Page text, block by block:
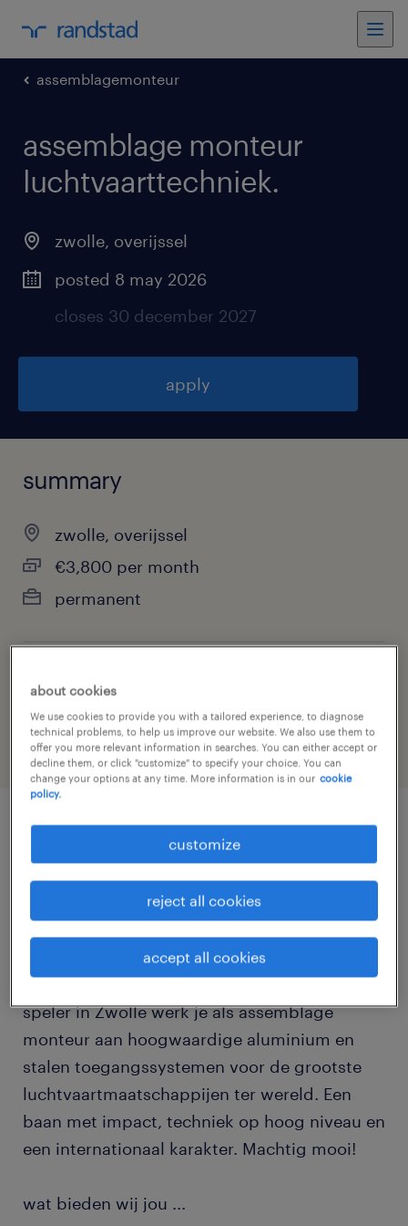
assemblagemonteur
assemblage monteur
luchtvaarttechniek.
zwolle, overijssel
posted 8 may 2026
closes 30 december 2027
apply
summary
zwolle, overijssel
€3,800 per month
permanent
job category
engineering
Stel je voor: gigantische vliegtuigen die veilig
constructies die dit mogelijk maken, worden
door jou gebouwd! Bij deze internationale
speler in Zwolle werk je als assemblage
monteur aan hoogwaardige aluminium en
stalen toegangssystemen voor de grootste
luchtvaartmaatschappijen ter wereld. Een
baan met impact, techniek op hoog niveau en
een internationaal karakter. Machtig mooi!
wat bieden wij jou ...
about cookies
We use cookies to provide you with a tailored experience, to diagnose
technical problems, to help us improve our website. We also use them to
offer you more relevant information in searches. You can either accept or
decline them, or click "customize" to specify your choice. You can
change your options at any time. More information is in our cookie
policy.
customize
reject all cookies
accept all cookies